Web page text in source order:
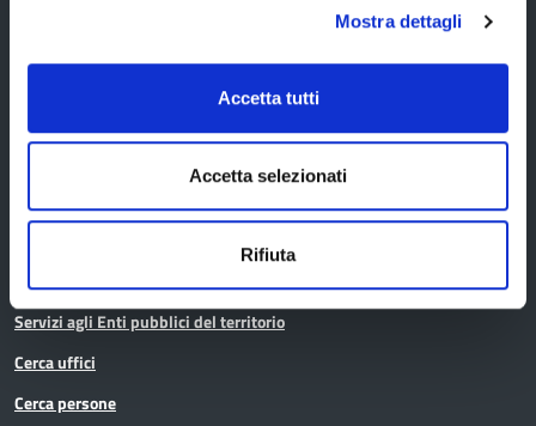
Mostra dettagli
Accetta tutti
Accetta selezionati
Rifiuta
Strumenti di Tutela Amministrativa e Giurisdizionale
Difensore Civico
Consigliera di Parità
Ufficio Associato del Contenzioso tributario e della consulenza fiscale
(UAC)
Servizi agli Enti pubblici del territorio
Cerca uffici
Cerca persone